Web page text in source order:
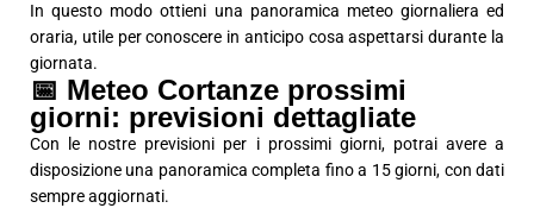
In questo modo ottieni una panoramica meteo giornaliera ed
oraria, utile per conoscere in anticipo cosa aspettarsi durante la
giornata.
📅 Meteo Cortanze prossimi
giorni: previsioni dettagliate
Con le nostre previsioni per i prossimi giorni, potrai avere a
disposizione una panoramica completa fino a 15 giorni, con dati
sempre aggiornati.